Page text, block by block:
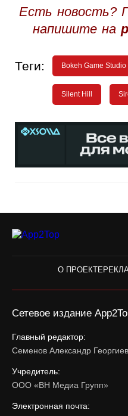
Есть новость?
напишите на
Теги: Bokeh Game Studio
Silent Hill
О ПРОЕКТЕ
Сетевое издание
Главный редактор:
Семенов Александр
Учредитель:
ООО «ВН Медиа Групп»
Электронная почта: